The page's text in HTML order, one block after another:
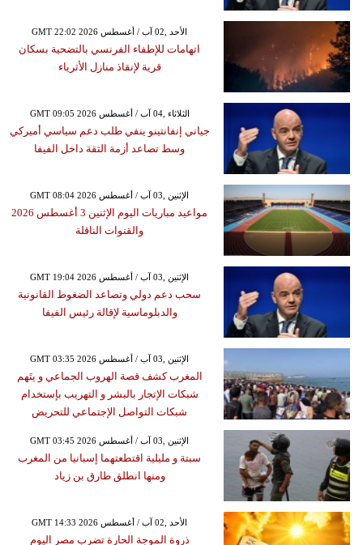
GMT 22:02 2026 الأحد ,02 آب / أغسطس
اتهامات للإطفاء الفرنسي بالتضحية بسكان
قرية لإنقاذ منازل الأثرياء
GMT 09:05 2026 الثلاثاء ,04 آب / أغسطس
جياني إنفانتينو ينفي طلب دعم سياسي أميركي
وسط تصاعد أزمة الثقة داخل الفيفا
GMT 08:04 2026 الإثنين ,03 آب / أغسطس
مواعيد مباريات اليوم الإثنين 3 أغسطس 2026
والقنوات الناقلة
GMT 19:04 2026 الإثنين ,03 آب / أغسطس
سحب دعم دولي وتصاعد الضغوط القانونية
والدبلوماسية لإقالة رئيس الفيفا
GMT 03:35 2026 الإثنين ,03 آب / أغسطس
المغرب كشف قصة الهروب الجماعي و يتَهم
شبكات الإتجار بالبشر و التهريب بإستخدام
شبكات التواصل الإجتماعي للتحريض
GMT 03:45 2026 الإثنين ,03 آب / أغسطس
سبتة و مليلية اقتطعتهما إسبانيا من المغرب
ومنها انطلق طارق بن زياد
GMT 14:33 2026 الأحد ,02 آب / أغسطس
ذروة الموجة الحارة تضرب مصر اليوم